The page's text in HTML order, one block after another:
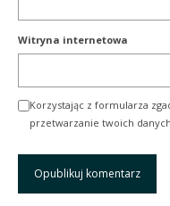
Witryna internetowa
Korzystając z formularza
przetwarzanie twoich